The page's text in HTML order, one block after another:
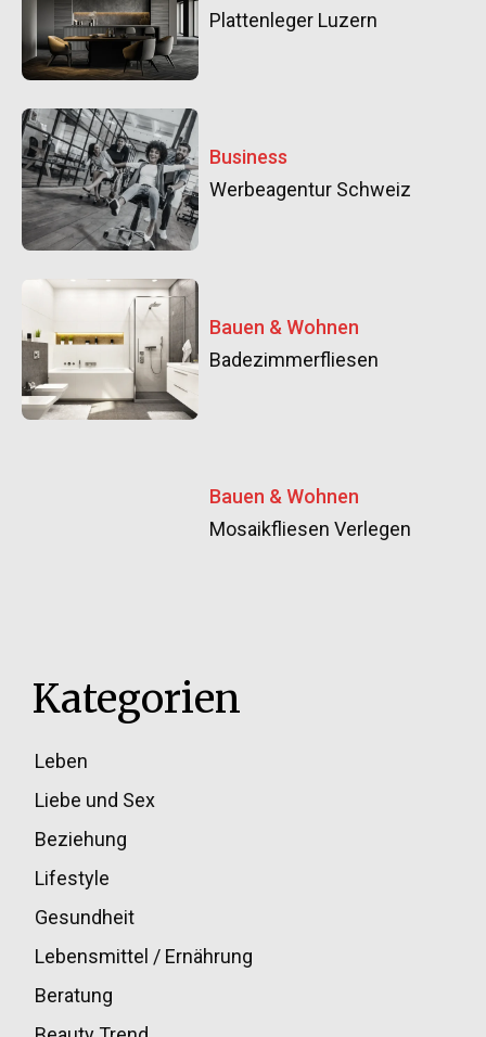
Plattenleger Luzern
Business
Werbeagentur Schweiz
Bauen & Wohnen
Badezimmerfliesen
Bauen & Wohnen
Mosaikfliesen Verlegen
Kategorien
Leben
Liebe und Sex
Beziehung
Lifestyle
Gesundheit
Lebensmittel / Ernährung
Beratung